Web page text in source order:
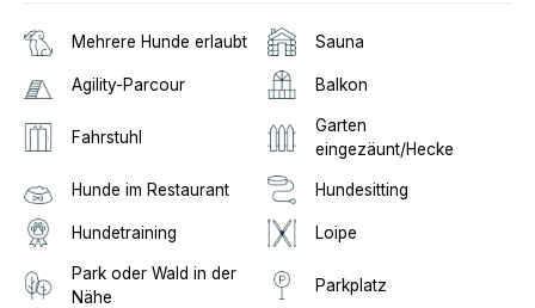
Mehrere Hunde erlaubt Sauna
Agility-Parcour Balkon
Fahrstuhl
Garten
eingezäunt/Hecke
Hunde im Restaurant Hundesitting
Hundetraining Loipe
Park oder Wald in der
Nähe
Parkplatz